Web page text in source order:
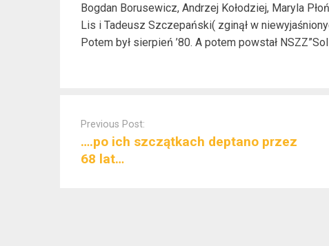
Bogdan Borusewicz, Andrzej Kołodziej, Maryla
Lis i Tadeusz Szczepański( zginął w
Potem był sierpień ’80. A potem powstał
navigation
Previous Post:
….po ich szczątkach deptano przez
68 lat…